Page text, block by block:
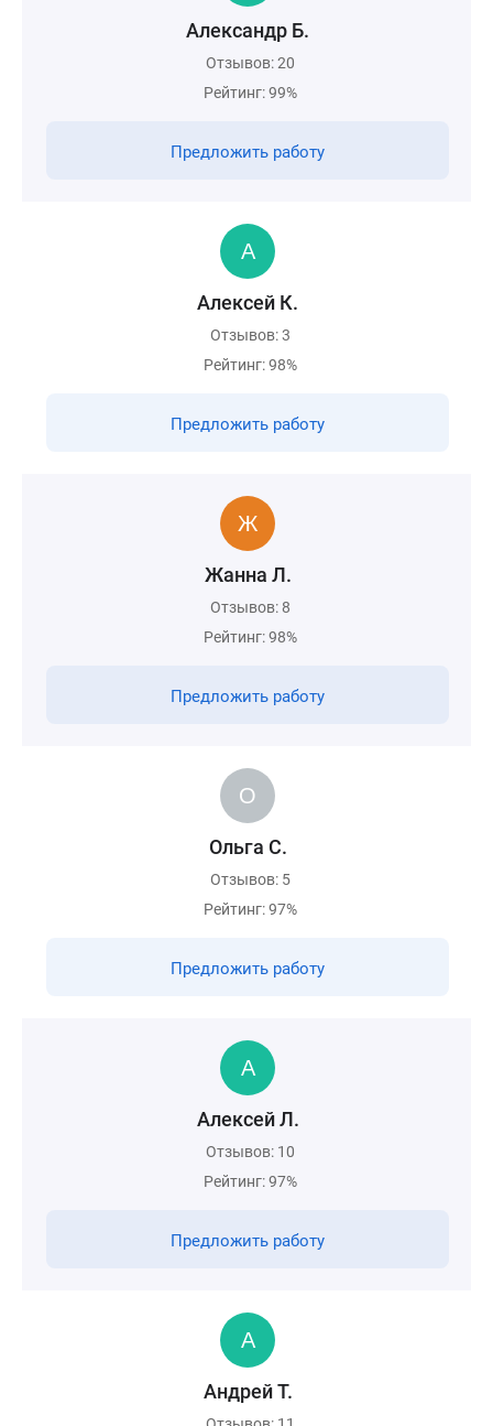
Александр Б.
Отзывов: 20
Рейтинг: 99%
Предложить работу
Алексей К.
Отзывов: 3
Рейтинг: 98%
Предложить работу
Жанна Л.
Отзывов: 8
Рейтинг: 98%
Предложить работу
Ольга С.
Отзывов: 5
Рейтинг: 97%
Предложить работу
Алексей Л.
Отзывов: 10
Рейтинг: 97%
Предложить работу
Андрей Т.